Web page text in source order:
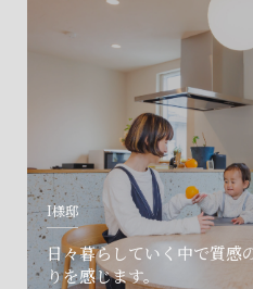
I様邸
日々暮らしていく中で質感
りを感じます。